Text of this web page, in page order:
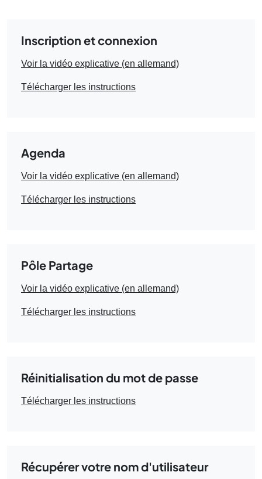
Inscription et connexion
Voir la vidéo explicative (en allemand)
Télécharger les instructions
Agenda
Voir la vidéo explicative (en allemand)
Télécharger les instructions
Pôle Partage
Voir la vidéo explicative (en allemand)
Télécharger les instructions
Réinitialisation du mot de passe
Télécharger les instructions
Récupérer votre nom d'utilisateur